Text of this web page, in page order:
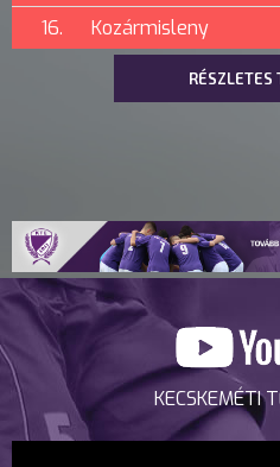
16.
Kozármisleny
RÉSZLETES
KECSKEMÉTI